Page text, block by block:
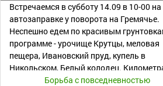
Встречаемся в субботу 14.09 в 10-00 на
автозаправке у поворота на Гремячье.
Неспешно едем по красивым
программе - урочище Крутцы, меловая
пещера, Ивановский пруд, купель в
Никольском, Белый колодец.
Борьба с повседневностью